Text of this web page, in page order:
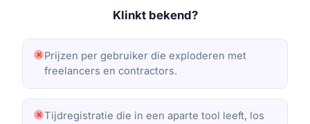
Klinkt bekend?
Prijzen per gebruiker die exploderen met
freelancers en contractors.
Tijdregistratie die in een aparte tool leeft, los